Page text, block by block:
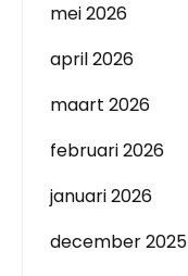
mei 2026
april 2026
maart 2026
februari 2026
januari 2026
december 2025